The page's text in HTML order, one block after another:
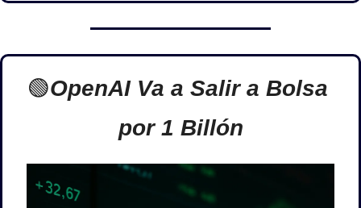
🟢OpenAI Va a Salir a Bolsa
por 1 Billón